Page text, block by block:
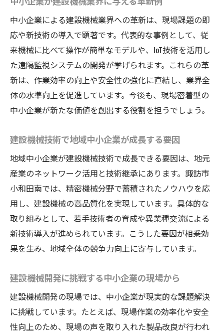
中小企業による建設機械業界への革新は、現場課題の即
応や新技術の導入で顕著です。代表的な事例として、従
来機械に比べて操作が簡単なモデルや、IoT技術を活用し
た遠隔監視システムの開発が挙げられます。これらの革
新は、作業効率の向上や安全性の強化に直結し、業界全
体の水準向上を促進しています。今後も、現場密着型の
中小企業が新たな価値を創出する役割を担うでしょう。
建設機械技術で地域中小企業が成長する要因
地域中小企業が建設機械技術で成長できる要因は、地元
産業のネットワーク活用と技術継承にあります。諏訪市
小和田南では、精密機械分野で蓄積されたノウハウを応
用し、建設機械の高品質化を実現しています。具体的な
取り組みとして、若手技術者の育成や異業種交流による
新技術導入が進められています。こうした要因が相乗効
果を生み、地域全体の競争力向上に寄与しています。
建設機械開発に挑戦する中小企業の現場から
建設機械開発の現場では、中小企業が現実的な課題解決
に挑戦しています。たとえば、現場作業の効率化や安全
性向上のため、現場の声を取り入れた製品改良が行われ